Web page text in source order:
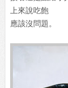
上來說吃飽
應該沒問題。